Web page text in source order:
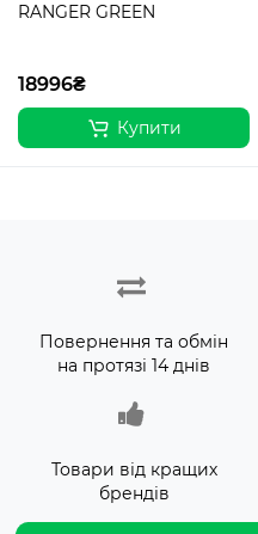
RANGER GREEN
18996₴
Купити
Повернення та обмін
на протязі 14 днів
Товари від кращих
брендів